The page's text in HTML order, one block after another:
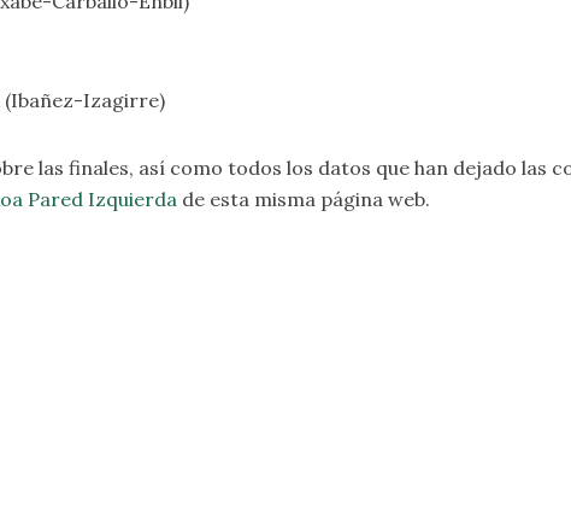
(Ibañez-Izagirre)
las finales, así como todos los datos que han dejado las
Pared Izquierda de esta misma página web.